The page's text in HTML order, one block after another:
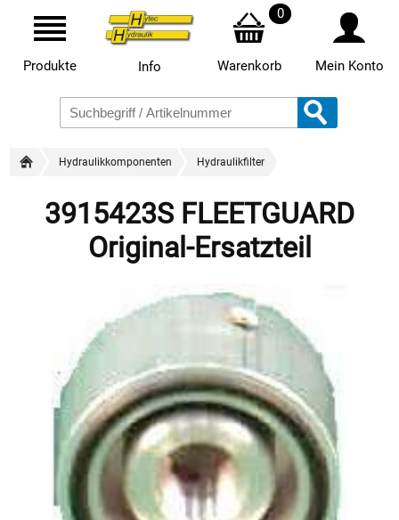
Produkte Info
0
Warenkorb Mein Konto
Hydraulikkomponenten Hydraulikfilter
3915423S FLEETGUARD
Original-Ersatzteil